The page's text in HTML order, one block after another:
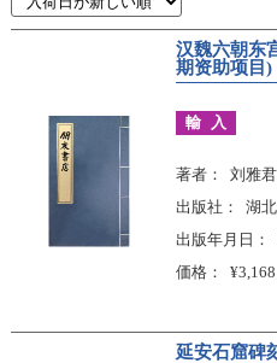
汉魏六朝东
期资助项目)
輸入
著者
刘雅君
出版社
湖
出版年月日
価格
¥3,168
延安石窟碑